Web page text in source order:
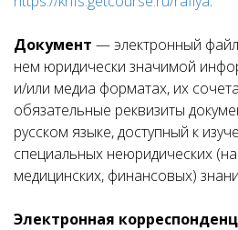
Документ — электронный
нем юридически значимой
и/или медиа форматах, их
обязательные реквизиты
русском языке, доступный к
специальных неюридических
медицинских, финансовых)
Электронная